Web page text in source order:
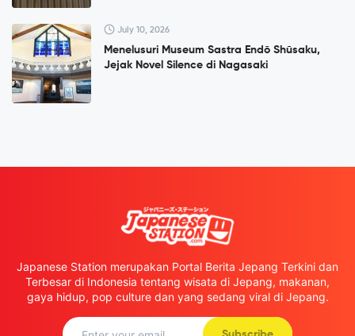
July 10, 2026
Menelusuri Museum Sastra Endō Shūsaku,
Jejak Novel Silence di Nagasaki
Japanese Station merupakan Portal Berita Jepang Terkini dan
Terbesar di Indonesia tentang wisata di Jepang, makanan,
gaya hidup, pop culture dan yang sedang viral di Jepang.